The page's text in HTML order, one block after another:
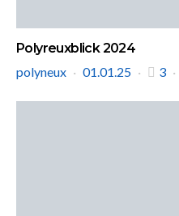
Polyreuxblick 2024
polyneux
01.01.25 3